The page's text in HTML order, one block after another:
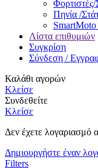
Πηνία /
SmartMoto
Λίστα επιθυμιών
Συγκρίση
Σύνδεση /
Καλάθι αγορών
Κλείσε
Συνδεθείτε
Κλείσε
Δεν έχετε λογαριασμό
Δημιουργήστε έναν
Filters